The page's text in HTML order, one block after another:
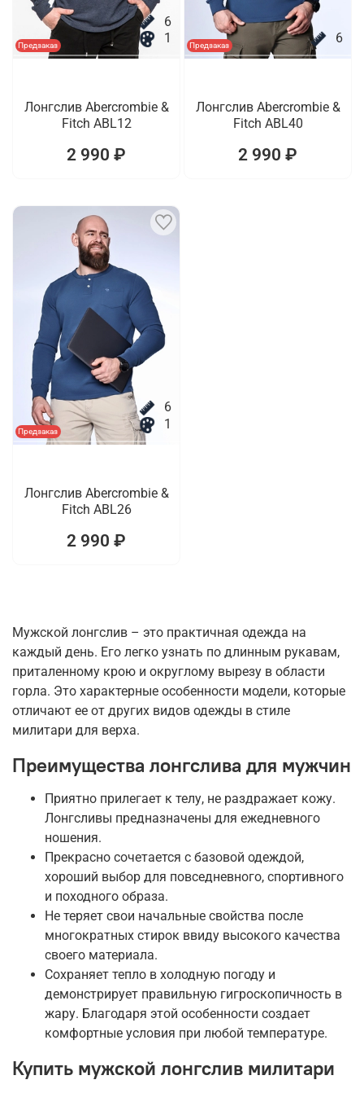
Предзаказ
6
1
Лонгслив Abercrombie &
Fitch ABL12
2 990 ₽
Предзаказ 6
Лонгслив Abercrombie &
Fitch ABL40
2 990 ₽
Предзаказ
6
1
Лонгслив Abercrombie &
Fitch ABL26
2 990 ₽
Мужской лонгслив – это практичная одежда на
каждый день. Его легко узнать по длинным рукавам,
приталенному крою и округлому вырезу в области
горла. Это характерные особенности модели, которые
отличают ее от других видов одежды в стиле
милитари для верха.
Преимущества лонгслива для мужчин
Приятно прилегает к телу, не раздражает кожу.
Лонгсливы предназначены для ежедневного
ношения.
Прекрасно сочетается с базовой одеждой,
хороший выбор для повседневного, спортивного
и походного образа.
Не теряет свои начальные свойства после
многократных стирок ввиду высокого качества
своего материала.
Сохраняет тепло в холодную погоду и
демонстрирует правильную гигроскопичность в
жару. Благодаря этой особенности создает
комфортные условия при любой температуре.
Купить мужской лонгслив милитари